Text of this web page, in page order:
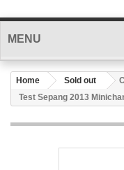
MENU
Home Sold out
Test Sepang 2013